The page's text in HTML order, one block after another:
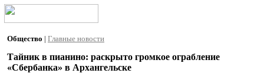
Общество | Главные новости
Тайник в пианино: раскрыто громкое ограбление
«Сбербанка» в Архангельске